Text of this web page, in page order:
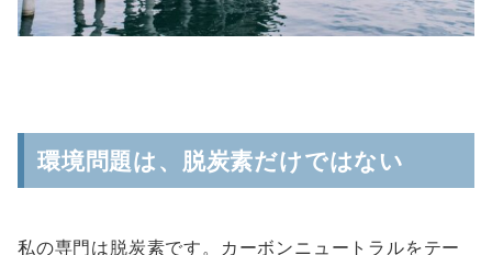
環境問題は、脱炭素だけではない
私の専門は脱炭素です。カーボンニュートラルをテー